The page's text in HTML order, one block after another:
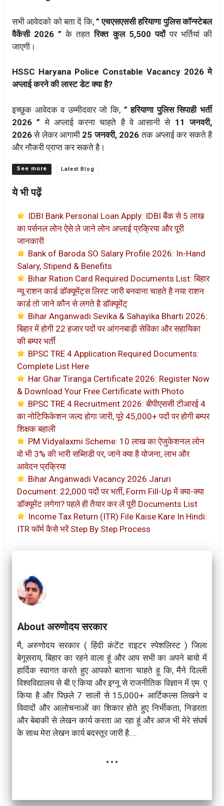
सभी आवेदको को बता दें कि, ” एचएसएससी हरियाणा पुलिस कॉन्स्टेबल
वैकेंसी 2026 ”के तहत रिक्त कुल 5,500 पदोंपर भर्तियां की
जाएगी।
HSSC Haryana Police Constable Vacancy 2026 मे
अप्लाई करने की लास्ट डेट क्या है?
इच्छुक आवेदक व उम्मीदवार जो कि, ” हरियाणा पुलिस सिपाही भर्ती
2026 ”मे अप्लाई करना चाहते है वे आसानी से 11 जनवरी,
2026से लेकर आगामी 25 जनवरी, 2026तक अप्लाई कर सकते है
और नौकरी प्राप्त कर सकते है।
Categories Latest Blog
ये भी पढ़ें
IDBI Bank Personal Loan Apply: IDBI बैंक से 5 लाख
का पर्सनल लोन ऐसे ले जाने लोन अप्लाई प्रक्रिया और पूरी
जानकारी
Bank of Baroda SO Salary Profile 2026: In-Hand
Salary, Stipend & Benefits
Bihar Ration Card Required Documents List: बिहार
न्यू राशन कार्ड डॉक्यूमेंट्स लिस्ट जारी बनवाना चाहते है नया राशन
कार्ड तो जाने कौन से लगते है डॉक्यूमेंट्
Bihar Anganwadi Sevika & Sahayika Bharti 2026:
बिहार में होगी 22 हजार पदों पर आंगनबाड़ी सेविका और सहायिका
की बम्पर भर्ती
BPSC TRE 4 Application Required Documents:
Complete List Here
Har Ghar Tiranga Certificate 2026: Register Now
& Download Your Free Certificate with Photo
BPSC TRE 4 Recruitment 2026: बीपीएससी टीआरई 4
का नोटिफिकेशन जल्द होगा जारी, पूरे 45,000+ पदों पर होगी बम्पर
शिक्षक बहाली
PM Vidyalaxmi Scheme: 10 लाख का ऐजुकेशनल लोन
वो भी 3% की भारी सब्सिडी पर, जाने क्या है योजना, लाभ और
आवेदन प्रक्रिया
Bihar Anganwadi Vacancy 2026 Jaruri
Document: 22,000 पदों पर भर्ती, Form Fill-Up में क्या-क्या
डॉक्यूमेंट लगेगा? पहले ही तैयार कर लें पूरी Documents List
Income Tax Return (ITR) File Kaise Kare In Hindi:
ITR फॉर्म कैसे भरें Step By Step Process
About अरुणोदय सरकार
मै, अरुणोदय सरकार ( हिंदी कंटेंट राइटर स्पेशलिस्ट ) जिला
बेगूसराय, बिहार का रहने वाला हूं और आप सभी का अपने बायो में
हार्दिक स्वागत करते हुए आपको बताना चाहते हू कि, मैने दिल्ली
विश्वविद्यालय से बी.ए किया और इग्नू से राजनीतिक विज्ञान में एम. ए
किया है और पिछले 7 सालों से 15,000+ आर्टिकल्स लिखने व
विवादों और आलोचनाओं का शिकार होते हुए निर्भीकता, निडरता
और बेबाकी से लेखन कार्य करता आ रहा हूं और आज भी मेरे संघर्ष
के साथ मेरा लेखन कार्य बदस्तूर जारी है....
...